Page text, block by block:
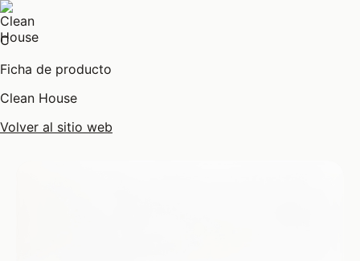
C
Ficha de producto
Clean House
Volver al sitio web